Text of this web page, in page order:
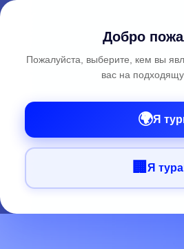
Добро
Пожалуйста, выберите, кем вы
вас на
🌍Я
🏢 Я